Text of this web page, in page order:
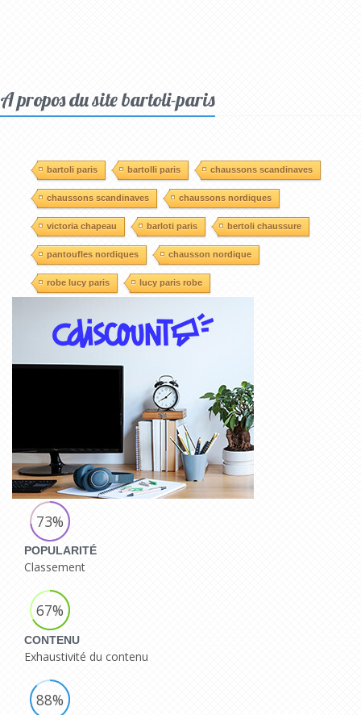
A propos du site bartoli-paris
bartoli paris bartolli paris chaussons scandinaves
chaussons scandinaves chaussons nordiques
victoria chapeau barloti paris bertoli chaussure
pantoufles nordiques chausson nordique
robe lucy paris lucy paris robe
73%
POPULARITÉ
Classement
67%
CONTENU
Exhaustivité du contenu
88%